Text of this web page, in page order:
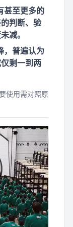
甚至更多的
判断、验
减。
，普遍认为
剩一到两
使用需对照原